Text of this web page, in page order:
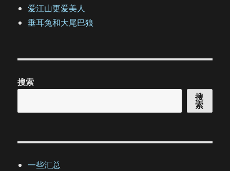
爱江山更爱美人
垂耳兔和大尾巴狼
搜索
搜
索
一些汇总